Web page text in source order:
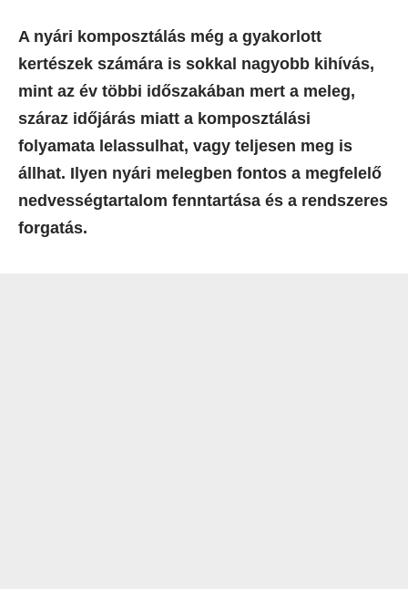
A nyári komposztálás még a gyakorlott
kertészek számára is sokkal nagyobb kihívás,
mint az év többi időszakában mert a meleg,
száraz időjárás miatt a komposztálási
folyamata lelassulhat, vagy teljesen meg is
állhat. Ilyen nyári melegben fontos a megfelelő
nedvességtartalom fenntartása és a rendszeres
forgatás.